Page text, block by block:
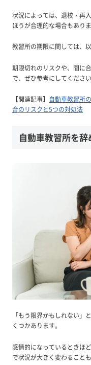
状況によっては、退校・再
ほうが合理的な場合もありま
教習所の期限に関しては、
期限切れのリスクや、間に
で、ぜひ参考にしてください
【関連記事】
自動車教習所
合のリスクと5つの対処法
自動車教習所を
「もう限界かもしれない」
くつかあります。
感情的になっているときほ
で状況が大きく変わることも